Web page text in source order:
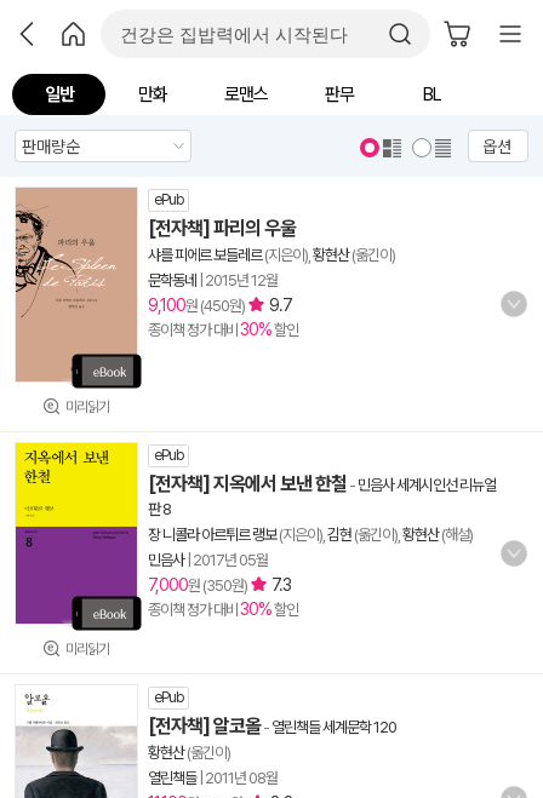
일반 만화 로맨스 판무 BL
옵션
미리읽기
ePub
[전자책] 파리의 우울
샤를 피에르 보들레르(지은이), 황현산(옮긴이)
문학동네
2015년 12월
9,100원 (450원) 9.7
종이책 정가 대비 30%할인
미리읽기
ePub
[전자책] 지옥에서 보낸 한철 - 민음사 세계시인선 리뉴얼
판 8
장 니콜라 아르튀르 랭보(지은이), 김현 (옮긴이), 황현산(해설)
민음사| 2017년 05월
7,000원 (350원) 7.3
종이책 정가 대비 30%할인
ePub
[전자책] 알코올- 열린책들 세계문학 120
황현산(옮긴이)
열린책들| 2011년 08월